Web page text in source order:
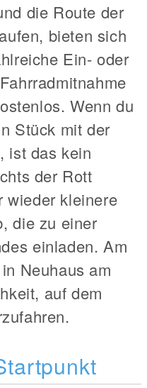
die Route der
bieten sich
Ein- oder
Wenn du
Stück mit der
ist das kein
der Rott
wieder kleinere
die zu einer
einladen. Am
Neuhaus am
auf dem